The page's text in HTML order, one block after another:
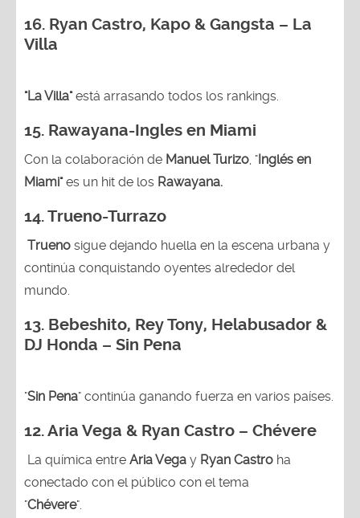
16. Ryan Castro, Kapo & Gangsta – La
Villa
"La Villa"está arrasando todos los rankings.
15. Rawayana-Ingles en Miami
Con la colaboración de Manuel Turizo, " Inglés en
Miami"es un hit de los Rawayana.
14.Trueno-Turrazo
Trueno sigue dejando huella en la escena urbana y
continúa conquistando oyentes alrededor del
mundo.
13. Bebeshito, Rey Tony, Helabusador &
DJ Honda – Sin Pena
"Sin Pena" continúa ganando fuerza en varios países.
12. Aria Vega & Ryan Castro – Chévere
La química entre Aria Vega y Ryan Castro ha
conectado con el público con el tema
"Chévere".